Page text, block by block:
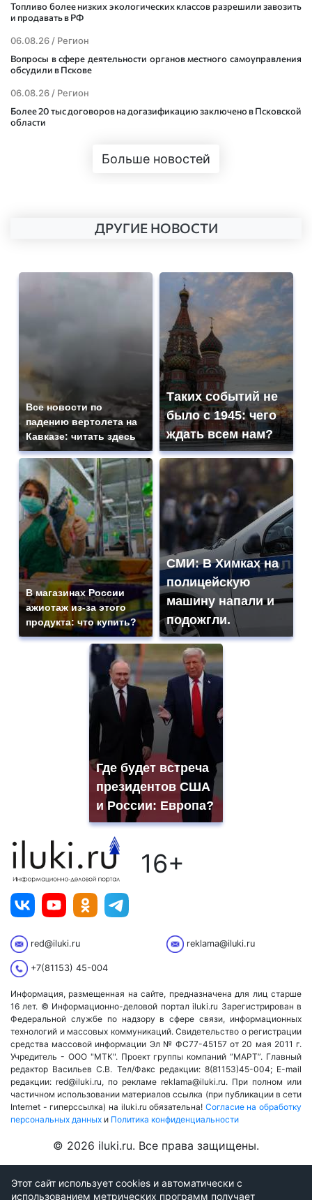
Этот сайт использует cookies и автоматически с
использованием метрических программ получает
Топливо более низких экологических классов разрешили завозить
и продавать в РФ
06.08.26 / Регион
Вопросы в сфере деятельности органов местного самоуправления
обсудили в Пскове
06.08.26 / Регион
Более 20 тыс договоров на догазификацию заключено в Псковской
области
Больше новостей
ДРУГИЕ НОВОСТИ
Все новости по
падению вертолета на
Кавказе: читать здесь
Таких событий не
было с 1945: чего
ждать всем нам?
В магазинах России
ажиотаж из-за этого
продукта: что купить?
СМИ: В Химках на
полицейскую
машину напали и
подожгли.
Где будет встреча
президентов США
и России: Европа?
16+
red@iluki.ru reklama@iluki.ru
+7(81153) 45-004
Информация, размещенная на сайте, предназначена для лиц старше
16 лет. © Информационно-деловой портал iluki.ru Зарегистрирован в
Федеральной службе по надзору в сфере связи, информационных
технологий и массовых коммуникаций. Свидетельство о регистрации
средства массовой информации Эл № ФС77-45157 от 20 мая 2011 г.
Учредитель - ООО "МТК". Проект группы компаний “МАРТ”. Главный
редактор Васильев С.В. Тел/Факс редакции: 8(81153)45-004; E-mail
редакции: red@iluki.ru, по рекламе reklama@iluki.ru. При полном или
частичном использовании материалов ссылка (при публикации в сети
Internet - гиперссылка) на iluki.ru обязательна! Согласие на обработку
персональных данных и Политика конфиденциальности
© 2026 iluki.ru. Все права защищены.